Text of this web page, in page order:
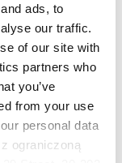
ads, to
our traffic.
of our site with
partners who
you’ve
from your use
personal data
ograniczoną
(FAQ)